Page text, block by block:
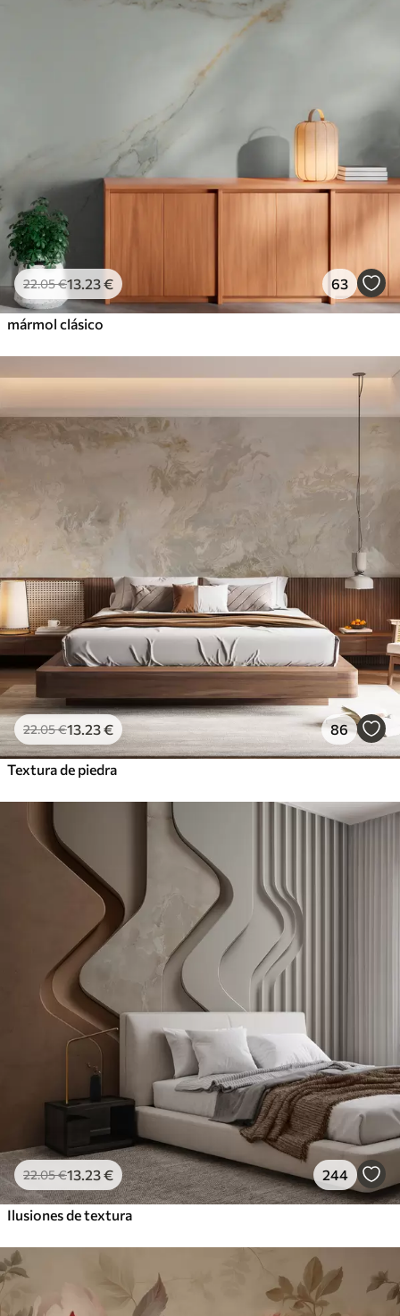
22.05€13 .23€ 63
mármol clásico
22.05€13 .23€ 86
Textura de piedra
22.05€13 .23€ 244
Ilusiones de textura